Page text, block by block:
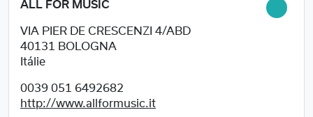
ALL FOR MUSIC
VIA PIER DE CRESCENZI 4/ABD
40131
BOLOGNA
Itálie
0039 051 6492682
http://www.allformusic.it